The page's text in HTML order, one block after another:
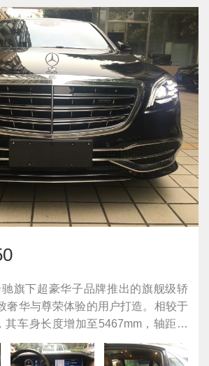
旗下超豪华子品牌推出的旗舰级轿
奢华与尊荣体验的用户打造。相较于
其车身长度增加至5467mm，轴距扩
通过专属设计元素彰显身份差异——
立标、B柱上的迈巴赫徽标以及独特的